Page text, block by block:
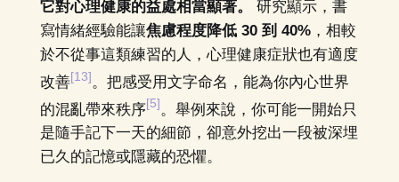
它對心理健康的益處相當顯著。
研究顯示，書
寫情緒經驗能讓焦慮程度降低 30 到 40%，相較
於不從事這類練習的人，心理健康症狀也有適度
改善[13]。把感受用文字命名，能為你內心世界
的混亂帶來秩序[5] 。舉例來說，你可能一開始只
是隨手記下一天的細節，卻意外挖出一段被深埋
已久的記憶或隱藏的恐懼。